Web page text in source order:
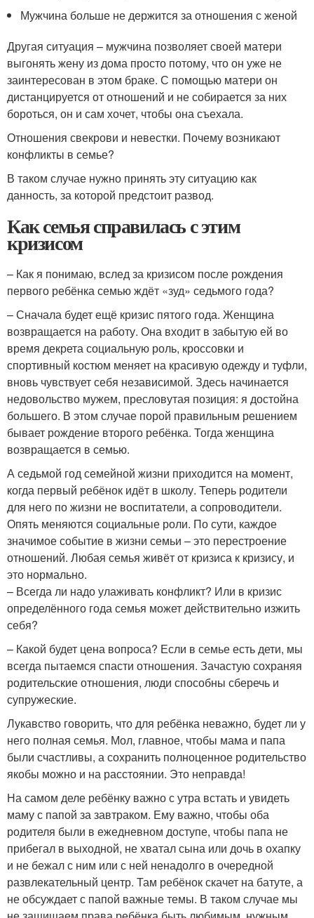
Мужчина больше не держится за отношения с женой
Другая ситуация – мужчина позволяет своей матери
выгонять жену из дома просто потому, что он уже не
заинтересован в этом браке. С помощью матери он
дистанцируется от отношений и не собирается за них
бороться, он и сам хочет, чтобы она съехала.
Отношения свекрови и невестки. Почему возникают
конфликты в семье?
В таком случае нужно принять эту ситуацию как
данность, за которой предстоит развод.
Как семья справилась с этим
кризисом
– Как я понимаю, вслед за кризисом после рождения
первого ребёнка семью ждёт «зуд» седьмого года?
– Сначала будет ещё кризис пятого года. Женщина
возвращается на работу. Она входит в забытую ей во
время декрета социальную роль, кроссовки и
спортивный костюм меняет на красивую одежду и туфли,
вновь чувствует себя независимой. Здесь начинается
недовольство мужем, пресловутая позиция: я достойна
большего. В этом случае порой правильным решением
бывает рождение второго ребёнка. Тогда женщина
возвращается в семью.
А седьмой год семейной жизни приходится на момент,
когда первый ребёнок идёт в школу. Теперь родители
для него по жизни не воспитатели, а сопроводители.
Опять меняются социальные роли. По сути, каждое
значимое событие в жизни семьи – это перестроение
отношений. Любая семья живёт от кризиса к кризису, и
это нормально.
– Всегда ли надо улаживать конфликт? Или в кризис
определённого года семья может действительно изжить
себя?
– Какой будет цена вопроса? Если в семье есть дети, мы
всегда пытаемся спасти отношения. Зачастую сохраняя
родительские отношения, люди способны сберечь и
супружеские.
Лукавство говорить, что для ребёнка неважно, будет ли у
него полная семья. Мол, главное, чтобы мама и папа
были счастливы, а сохранить полноценное родительство
якобы можно и на расстоянии. Это неправда!
На самом деле ребёнку важно с утра встать и увидеть
маму с папой за завтраком. Ему важно, чтобы оба
родителя были в ежедневном доступе, чтобы папа не
прибегал в выходной, не хватал сына или дочь в охапку
и не бежал с ним или с ней ненадолго в очередной
развлекательный центр. Там ребёнок скачет на батуте, а
не обсуждает с папой важные темы. В таком случае мы